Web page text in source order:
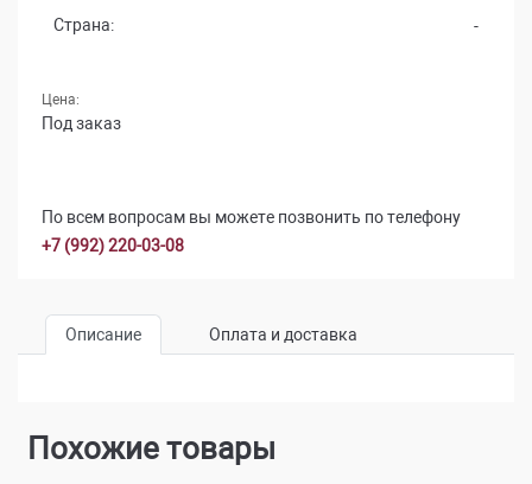
Страна:
-
Цена:
Под заказ
По всем вопросам вы можете позвонить по телефону
+7 (992) 220-03-08
Описание Оплата и доставка
Похожие товары